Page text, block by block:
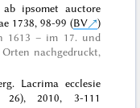
ipsomet auctore
1738, 98-99 (BV
)
1613 – im 17. und
nachgedruckt,
Lacrima ecclesie
26), 2010, 3-111